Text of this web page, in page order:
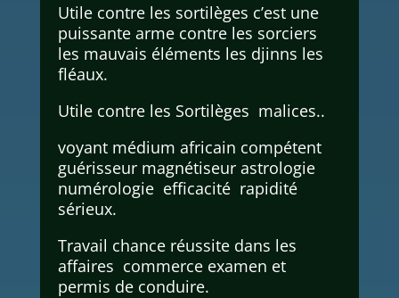
Utile contre les sortilèges c’est une
puissante arme contre les sorciers
les mauvais éléments les djinns les
fléaux.
Utile contre les Sortilèges malices..
voyant médium africain compétent
guérisseur magnétiseur astrologie
numérologie efficacité rapidité
sérieux.
Travail chance réussite dans les
affaires commerce examen et
permis de conduire.